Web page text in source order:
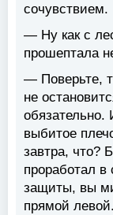
сочувствием.
— Ну как с
прошептала
— Поверьте,
не
выбитое
завтра, что?
проработал
защиты, вы
прямой